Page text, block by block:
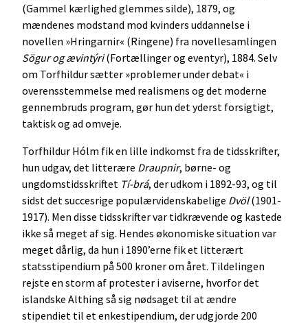
(Gammel kærlighed glemmes silde), 1879, og
mændenes modstand mod kvinders uddannelse i
novellen »Hringarnir« (Ringene) fra novellesamlingen
Sögur og ævintýri(Fortællinger og eventyr), 1884. Selv
om Torfhildur sætter »problemer under debat« i
overensstemmelse med realismens og det moderne
gennembruds program, gør hun det yderst forsigtigt,
taktisk og ad omveje.
Torfhildur Hólm fik en lille indkomst fra de tidsskrifter,
hun udgav, det litterære Draupnir, børne- og
ungdomstidsskriftet Tí-brá, der udkom i 1892-93, og til
sidst det succesrige populærvidenskabelige Dvöl(1901-
1917). Men disse tidsskrifter var tidkrævende og kastede
ikke så meget af sig. Hendes økonomiske situation var
meget dårlig, da hun i 1890’erne fik et litterært
statsstipendium på 500 kroner om året. Tildelingen
rejste en storm af protester i aviserne, hvorfor det
islandske Althing så sig nødsaget til at ændre
stipendiet til et enkestipendium, der udgjorde 200